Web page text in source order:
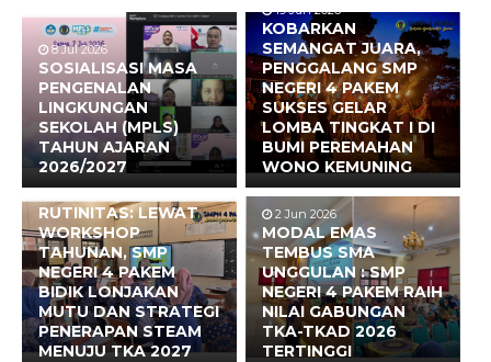
8 Jul 2026
SOSIALISASI MASA
PENGENALAN
LINGKUNGAN
SEKOLAH (MPLS)
TAHUN AJARAN
2026/2027
19 Jun 2026
KOBARKAN
SEMANGAT JUARA,
PENGGALANG SMP
NEGERI 4 PAKEM
SUKSES GELAR
LOMBA TINGKAT I DI
BUMI PEREMAHAN
WONO KEMUNING
17 Jun 2026
BUKAN SEKADAR
RUTINITAS: LEWAT
WORKSHOP
TAHUNAN, SMP
NEGERI 4 PAKEM
BIDIK LONJAKAN
MUTU DAN STRATEGI
PENERAPAN STEAM
MENUJU TKA 2027
2 Jun 2026
MODAL EMAS
TEMBUS SMA
UNGGULAN : SMP
NEGERI 4 PAKEM RAIH
NILAI GABUNGAN
TKA-TKAD 2026
TERTINGGI